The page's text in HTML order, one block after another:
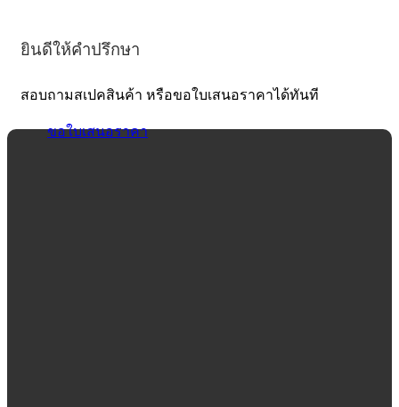
ยินดีให้คำปรึกษา
สอบถามสเปคสินค้า หรือขอใบเสนอราคาได้ทันที
ขอใบเสนอราคา